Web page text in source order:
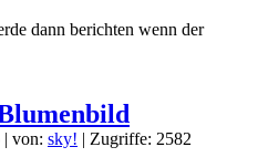
dann berichten wenn der
| von: sky! | Zugriffe: 2582